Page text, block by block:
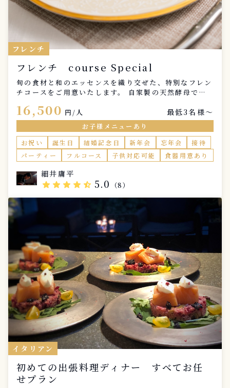
フレンチ
フレンチ course Special
旬の食材と和のエッセンスを織り交ぜた、特別なフレン
チコースをご用意いたします。 自家製の天然酵母で焼
前菜、温菜、魚料理、肉料理、デザートの全7品を、一
皿ずつ丁寧にご提供いたします。 大切な記念日、ご家
族との特別なひととき。ご自宅にいながら、まるでレス
トランで過ごすような上質な食体験をお楽しみくださ
い。 事前のヒアリングで、お好みや苦手な食材、特別
なリクエストを伺い、お客様だけのオリジナルコースを
お作りします。食材の持ち味を最大限に引き出し、心に
残る一皿をお届けいたします。 また、レストラン仕様
のカトラリー、ナプキン、メニュー表、お皿の持参も可
能でございます。お一人様税込1100円になります。 上
質なフレンチとともに、かけがえのない時間を演出いた
します。お気軽にお問い合わせください。
16,500 円/人 最低3名様〜
お子様メニューあり
お祝い
誕生日 結婚記念日 新年会 忘年会
接待
パーティー
フルコース 子供対応可能 食器用意あり
細井庸平
star star star star star_half 5.0 （8）
イタリアン
初めての出張料理ディナー すべてお任
せプラン